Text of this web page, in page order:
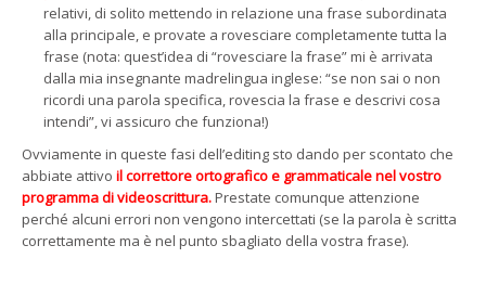
relativi, di solito mettendo in relazione una frase subordinata
alla principale, e provate a rovesciare completamente tutta la
frase (nota: quest’idea di “rovesciare la frase” mi è arrivata
dalla mia insegnante madrelingua inglese: “se non sai o non
ricordi una parola specifica, rovescia la frase e descrivi cosa
intendi”, vi assicuro che funziona!)
Ovviamente in queste fasi dell’editing sto dando per scontato che
abbiate attivo il correttore ortografico e grammaticale nel vostro
programma di videoscrittura.Prestate comunque attenzione
perché alcuni errori non vengono intercettati (se la parola è scritta
correttamente ma è nel punto sbagliato della vostra frase).